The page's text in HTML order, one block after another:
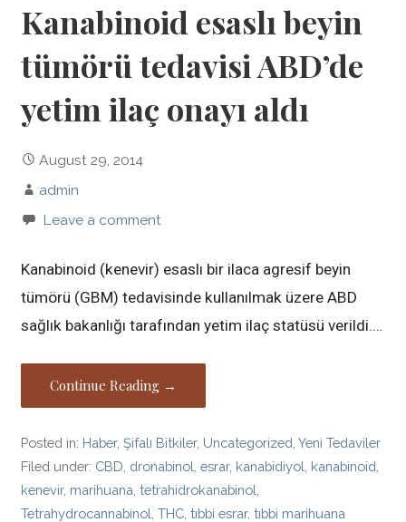
Kanabinoid esaslı beyin
tümörü tedavisi ABD’de
yetim ilaç onayı aldı
August 29, 2014
admin
Leave a comment
Kanabinoid (kenevir) esaslı bir ilaca agresif beyin
tümörü (GBM) tedavisinde kullanılmak üzere ABD
sağlık bakanlığı tarafından yetim ilaç statüsü verildi.…
Continue Reading →
Posted in: Haber,Şifalı Bitkiler, Uncategorized ,Yeni Tedaviler
Filed under: CBD dronabinol ,esrar, kanabidiyol kanabinoid
kenevir, marihuana ,tetrahidrokanabinol
Tetrahydrocannabinol ,THC ,tıbbi esrar,tıbbi marihuana